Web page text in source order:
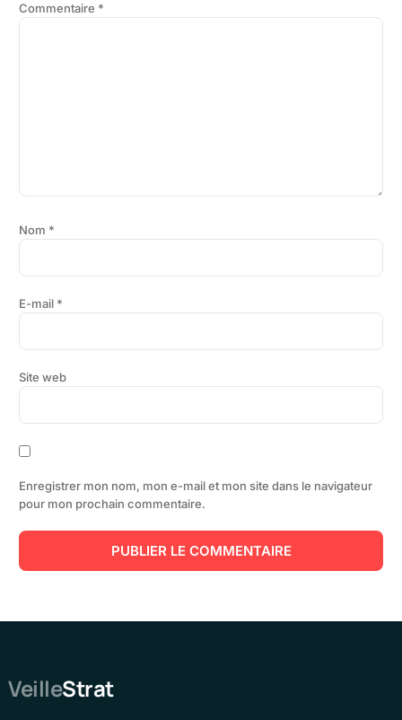
Commentaire *
Nom *
E-mail *
Site web
Enregistrer mon nom, mon e-mail et mon site dans le navigateur
pour mon prochain commentaire.
VeilleStrat